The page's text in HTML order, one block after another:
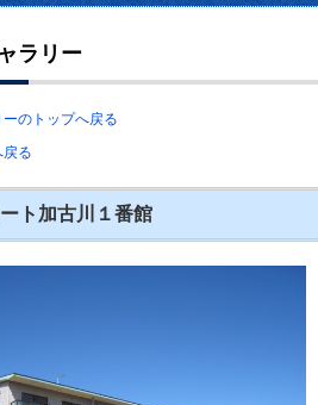
ラリー
のトップへ戻る
る
ト加古川１番館